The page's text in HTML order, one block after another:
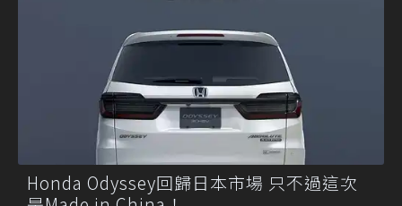
Honda Odyssey回歸日本市場 只不過這次